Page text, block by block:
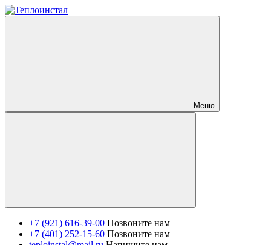
Меню
+7 (921) 616-39-00 Позвоните нам
+7 (401) 252-15-60 Позвоните нам